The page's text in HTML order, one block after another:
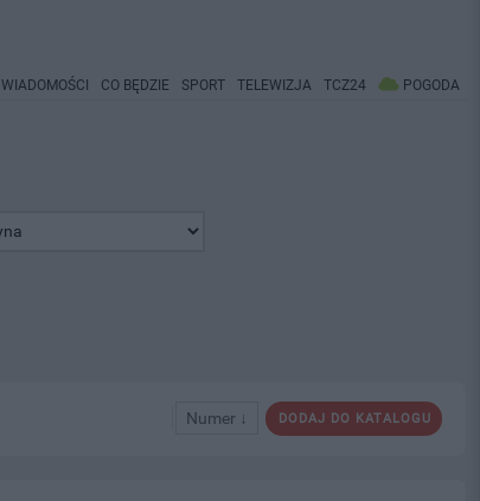
WIADOMOŚCI CO BĘDZIE SPORT TELEWIZJA TCZ24 POGODA
DODAJ DO KATALOGU
Numer ↓